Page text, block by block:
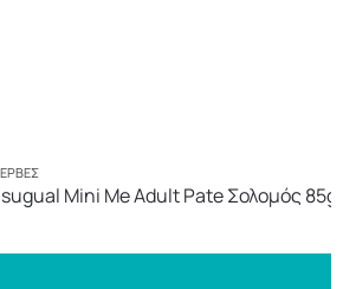
Mini Me Adult Pate Σολομός 85gr